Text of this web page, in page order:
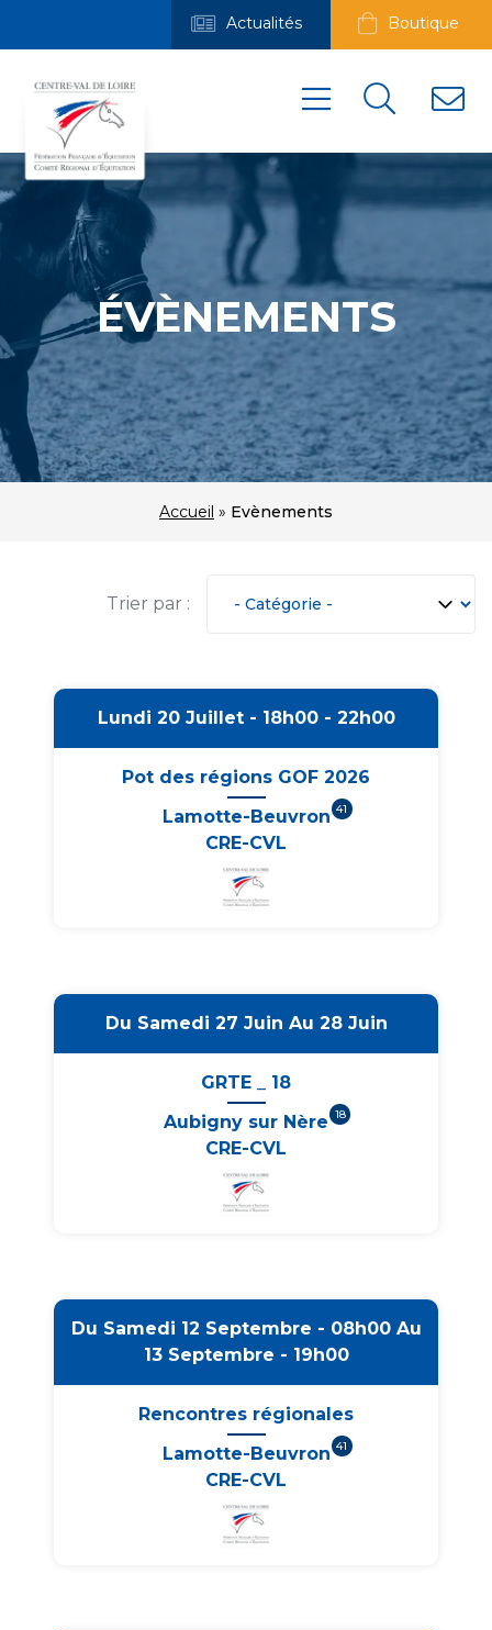
Actualités Boutique
ÉVÈNEMENTS
Accueil » Evènements
Trier par :
Lundi 20 Juillet - 18h00 - 22h00
Pot des régions GOF 2026
Lamotte-Beuvron 41
CRE-CVL
Du Samedi 27 Juin Au 28 Juin
GRTE _ 18
Aubigny sur Nère 18
CRE-CVL
Du Samedi 12 Septembre - 08h00 Au
13 Septembre - 19h00
Rencontres régionales
Lamotte-Beuvron 41
CRE-CVL